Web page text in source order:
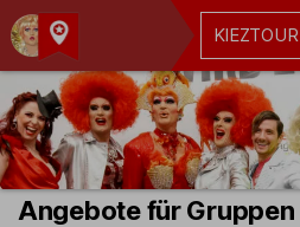
Kult-
Kieztouren
Hamburg
KIEZTOUR
Angebote für Gruppen